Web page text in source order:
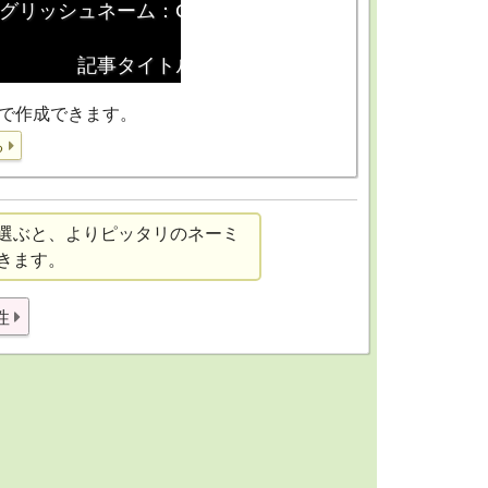
作成できます。
ぶと、よりピッタリのネーミ
ます。